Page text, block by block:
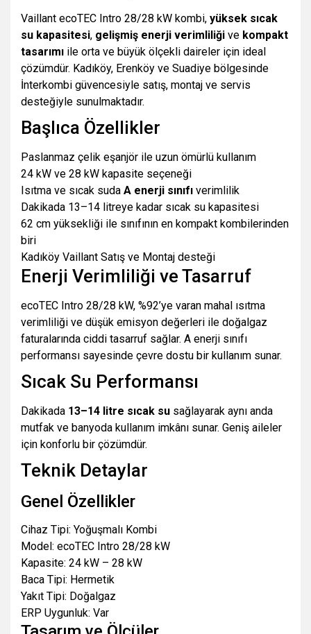
Vaillant ecoTEC Intro 28/28 kW kombi, yüksek sıcak
su kapasitesi, gelişmiş enerji verimliliği ve kompakt
tasarımı ile orta ve büyük ölçekli daireler için ideal
çözümdür. Kadıköy, Erenköy ve Suadiye bölgesinde
İnterkombi güvencesiyle satış, montaj ve servis
desteğiyle sunulmaktadır.
Başlıca Özellikler
Paslanmaz çelik eşanjör ile uzun ömürlü kullanım
24 kW ve 28 kW kapasite seçeneği
Isıtma ve sıcak suda A enerji sınıfı verimlilik
Dakikada 13–14 litreye kadar sıcak su kapasitesi
62 cm yüksekliği ile sınıfının en kompakt kombilerinden
biri
Kadıköy Vaillant Satış ve Montaj desteği
Enerji Verimliliği ve Tasarruf
ecoTEC Intro 28/28 kW, %92’ye varan mahal ısıtma
verimliliği ve düşük emisyon değerleri ile doğalgaz
faturalarında ciddi tasarruf sağlar. A enerji sınıfı
performansı sayesinde çevre dostu bir kullanım sunar.
Sıcak Su Performansı
Dakikada 13–14 litre sıcak su sağlayarak aynı anda
mutfak ve banyoda kullanım imkânı sunar. Geniş aileler
için konforlu bir çözümdür.
Teknik Detaylar
Genel Özellikler
Cihaz Tipi: Yoğuşmalı Kombi
Model: ecoTEC Intro 28/28 kW
Kapasite: 24 kW – 28 kW
Baca Tipi: Hermetik
Yakıt Tipi: Doğalgaz
ERP Uygunluk: Var